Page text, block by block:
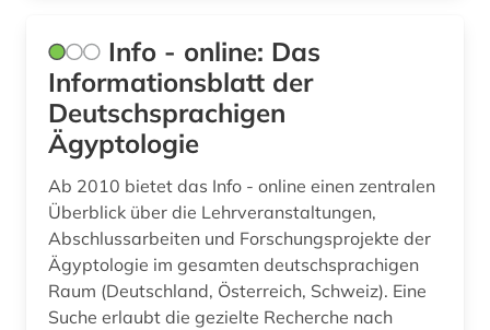
baurecht (1)
baustoffe (1)
bautechnik (1)
bauteile (1)
bauwerk (2)
bauwesen (5)
bauwirtschaft (1)
Info - online: Das
Informationsblatt der
Deutschsprachigen
Ägyptologie
Ab 2010 bietet das Info - online einen zentralen
Überblick über die Lehrveranstaltungen,
Abschlussarbeiten und Forschungsprojekte der
Ägyptologie im gesamten deutschsprachigen
Raum (Deutschland, Österreich, Schweiz). Eine
Suche erlaubt die gezielte Recherche nach